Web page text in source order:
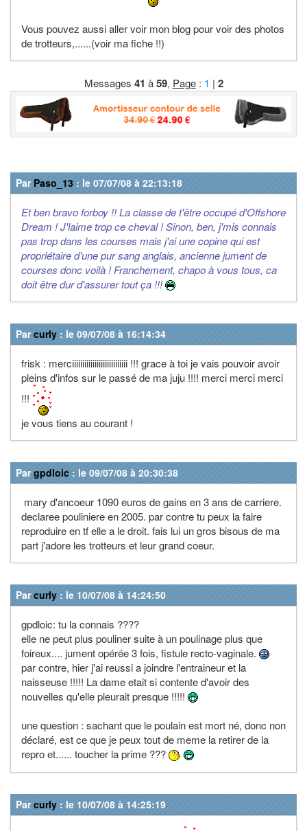
Vous pouvez aussi aller voir mon blog pour voir des photos
de trotteurs,......(voir ma fiche !!)
Messages 41 à59, Page: 1 | 2
Par Paso_13 : le 07/07/08 à 22:13:18
Et ben bravo forboy !! La classe de t'être occupé d'Offshore
Dream ! J'laime trop ce cheval ! Sinon, ben, j'mis connais
pas trop dans les courses mais j'ai une copine qui est
propriétaire d'une pur sang anglais, ancienne jument de
courses donc voilà ! Franchement, chapo à vous tous, ca
doit être dur d'assurer tout ça !!!
Parcurly : le 09/07/08 à 16:14:34
frisk : merciiiiiiiiiiiiiiiiiiiiiiiiiii !!! grace à toi je vais pouvoir avoir
pleins d'infos sur le passé de ma juju !!!! merci merci merci
!!!
je vous tiens au courant !
Pargpdloic : le 09/07/08 à 20:30:38
mary d'ancoeur 1090 euros de gains en 3 ans de carriere.
declaree pouliniere en 2005. par contre tu peux la faire
reproduire en tf elle a le droit. fais lui un gros bisous de ma
part j'adore les trotteurs et leur grand coeur.
Parcurly : le 10/07/08 à 14:24:50
gpdloic: tu la connais ????
elle ne peut plus pouliner suite à un poulinage plus que
foireux.... jument opérée 3 fois, fistule recto-vaginale.
par contre, hier j'ai reussi a joindre l'entraineur et la
naisseuse !!!!! La dame etait si contente d'avoir des
nouvelles qu'elle pleurait presque !!!!!
une question : sachant que le poulain est mort né, donc non
déclaré, est ce que je peux tout de meme la retirer de la
repro et...... toucher la prime ???
Parcurly : le 10/07/08 à 14:25:19